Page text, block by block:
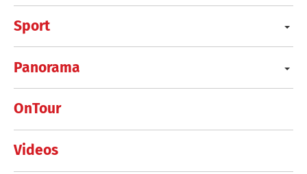
Sport
Panorama
OnTour
Videos